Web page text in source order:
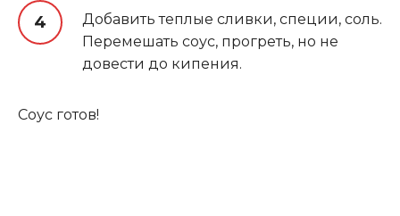
Добавить теплые сливки, специи, соль.
Перемешать соус, прогреть, но не
довести до кипения.
Соус готов!